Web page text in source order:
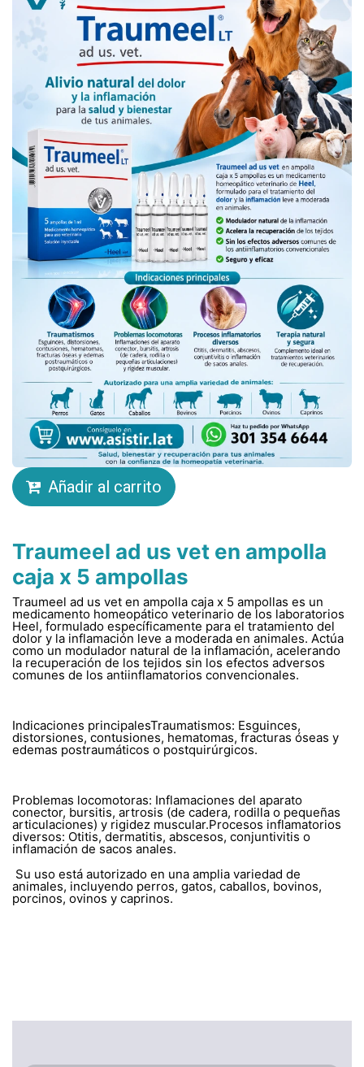
Añadir al carrito
Traumeel ad us vet en ampolla
caja x 5 ampollas
Traumeel ad us vet en ampolla caja x 5 ampollas es un
medicamento homeopático veterinario de los laboratorios
Heel, formulado específicamente para el tratamiento del
dolor y la inflamación leve a moderada en animales. Actúa
como un modulador natural de la inflamación, acelerando
la recuperación de los tejidos sin los efectos adversos
comunes de los antiinflamatorios convencionales.
Indicaciones principalesTraumatismos: Esguinces,
distorsiones, contusiones, hematomas, fracturas óseas y
edemas postraumáticos o postquirúrgicos.
Problemas locomotoras: Inflamaciones del aparato
conector, bursitis, artrosis (de cadera, rodilla o pequeñas
articulaciones) y rigidez muscular.Procesos inflamatorios
diversos: Otitis, dermatitis, abscesos, conjuntivitis o
inflamación de sacos anales.
Su uso está autorizado en una amplia variedad de
animales, incluyendo perros, gatos, caballos, bovinos,
porcinos, ovinos y caprinos.